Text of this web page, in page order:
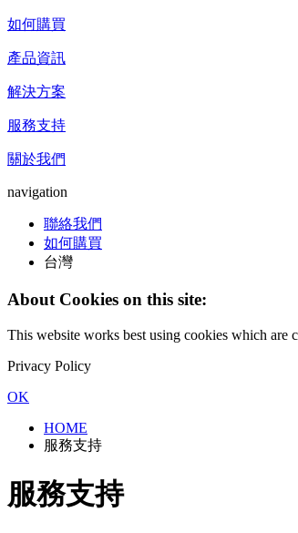
如何購買
產品資訊
解決方案
服務支持
關於我們
navigation
聯絡我們
如何購買
台灣
About Cookies on this site:
This website works best using cookies which are
Privacy Policy
OK
HOME
服務支持
服務支持